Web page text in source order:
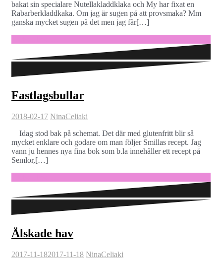
bakat sin specialare Nutellakladdklaka och My har fixat en
Rabarberkladdkaka. Om jag är sugen på att provsmaka? Mm
ganska mycket sugen på det men jag får[…]
Fastlagsbullar
2018-02-17 NinaCeliaki
Idag stod bak på schemat. Det där med glutenfritt blir så
mycket enklare och godare om man följer Smillas recept. Jag
vann ju hennes nya fina bok som b.la innehåller ett recept på
Semlor,[…]
Älskade hav
2017-11-182017-11-18 NinaCeliaki